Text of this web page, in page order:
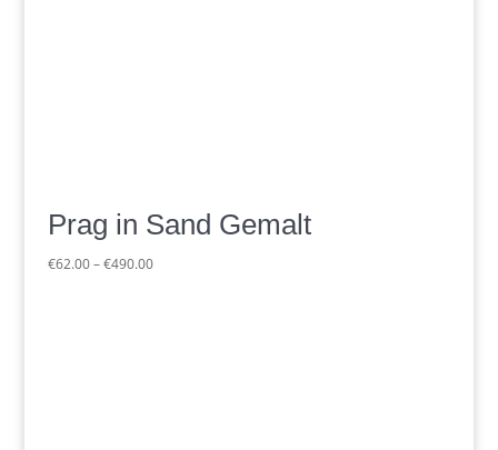
Prag in Sand Gemalt
€62.00 –€490.00Preisspanne: